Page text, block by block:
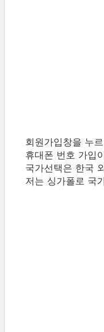
회원가입창을 누
휴대폰 번호 가입
국가선택은 한국
저는 싱가폴로 국